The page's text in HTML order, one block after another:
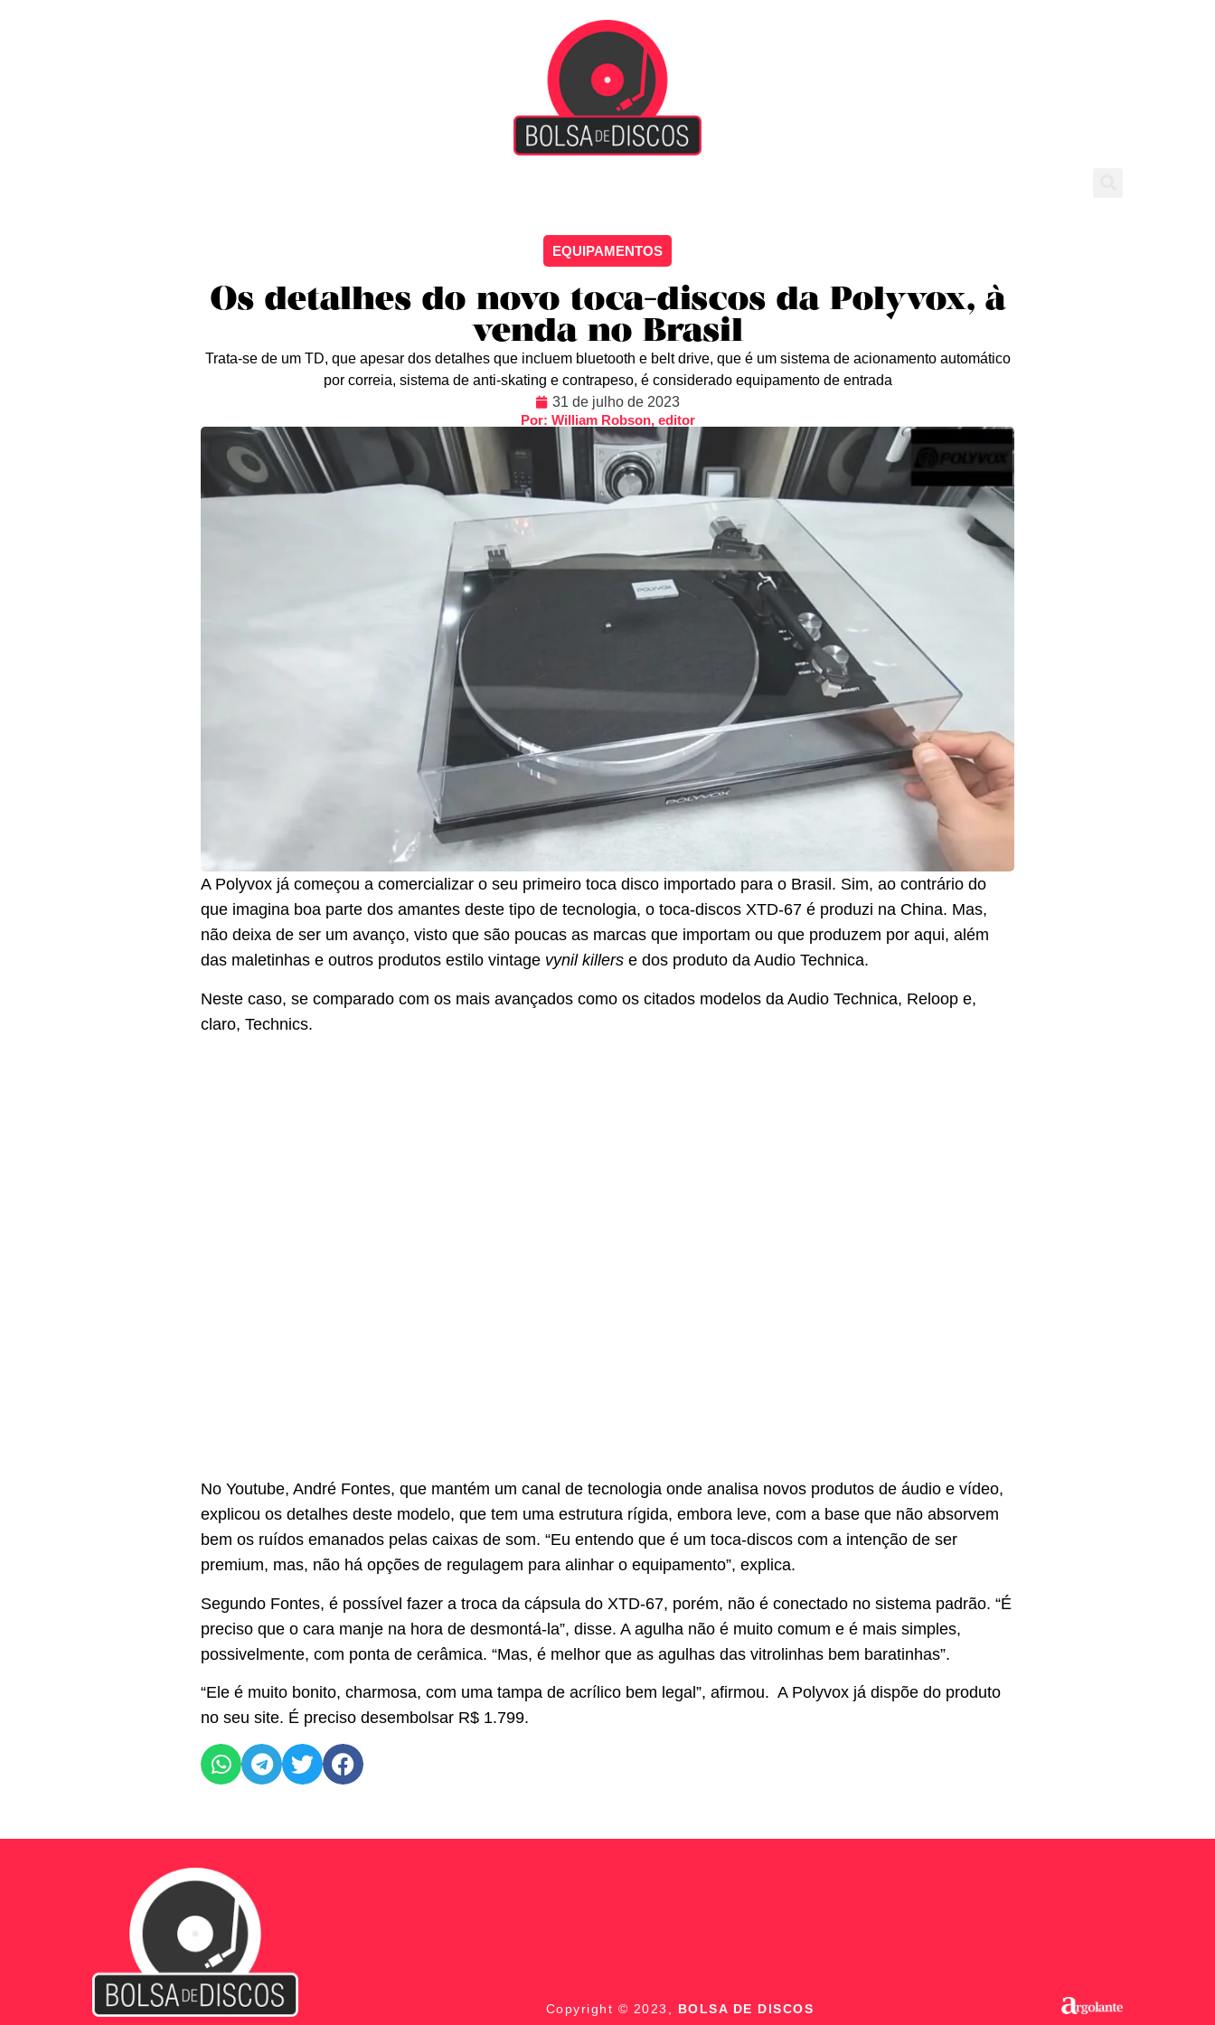
EQUIPAMENTOS
Os detalhes do novo toca-discos da Polyvox, à
venda no Brasil
Trata-se de um TD, que apesar dos detalhes que incluem bluetooth e belt drive, que é um sistema de acionamento automático
por correia, sistema de anti-skating e contrapeso, é considerado equipamento de entrada
31 de julho de 2023
Por: William Robson, editor
A Polyvox já começou a comercializar o seu primeiro toca disco importado para o Brasil. Sim, ao contrário do
que imagina boa parte dos amantes deste tipo de tecnologia, o toca-discos XTD-67 é produzi na China. Mas,
não deixa de ser um avanço, visto que são poucas as marcas que importam ou que produzem por aqui, além
das maletinhas e outros produtos estilo vintage vynil killers e dos produto da Audio Technica.
Neste caso, se comparado com os mais avançados como os citados modelos da Audio Technica, Reloop e,
claro, Technics.
No Youtube, André Fontes, que mantém um canal de tecnologia onde analisa novos produtos de áudio e vídeo,
explicou os detalhes deste modelo, que tem uma estrutura rígida, embora leve, com a base que não absorvem
bem os ruídos emanados pelas caixas de som. “Eu entendo que é um toca-discos com a intenção de ser
premium, mas, não há opções de regulagem para alinhar o equipamento”, explica.
Segundo Fontes, é possível fazer a troca da cápsula do XTD-67, porém, não é conectado no sistema padrão. “É
preciso que o cara manje na hora de desmontá-la”, disse. A agulha não é muito comum e é mais simples,
possivelmente, com ponta de cerâmica. “Mas, é melhor que as agulhas das vitrolinhas bem baratinhas”.
“Ele é muito bonito, charmosa, com uma tampa de acrílico bem legal”, afirmou. A Polyvox já dispõe do produto
no seu site. É preciso desembolsar R$ 1.799.
Copyright © 2023, BOLSA DE DISCOS